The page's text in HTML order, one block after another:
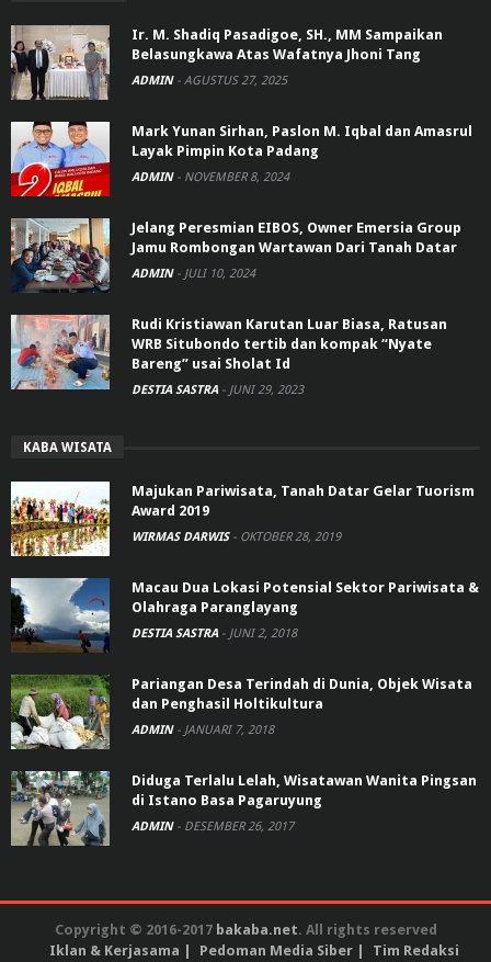
Ir. M. Shadiq Pasadigoe, SH., MM Sampaikan
Belasungkawa Atas Wafatnya Jhoni Tang
ADMIN - AGUSTUS 27, 2025
Mark Yunan Sirhan, Paslon M. Iqbal dan Amasrul
Layak Pimpin Kota Padang
ADMIN - NOVEMBER 8, 2024
Jelang Peresmian EIBOS, Owner Emersia Group
Jamu Rombongan Wartawan Dari Tanah Datar
ADMIN - JULI 10, 2024
Rudi Kristiawan Karutan Luar Biasa, Ratusan
WRB Situbondo tertib dan kompak “Nyate
Bareng” usai Sholat Id
DESTIA SASTRA - JUNI 29, 2023
KABA WISATA
Majukan Pariwisata, Tanah Datar Gelar Tuorism
Award 2019
WIRMAS DARWIS - OKTOBER 28, 2019
Macau Dua Lokasi Potensial Sektor Pariwisata &
Olahraga Paranglayang
DESTIA SASTRA - JUNI 2, 2018
Pariangan Desa Terindah di Dunia, Objek Wisata
dan Penghasil Holtikultura
ADMIN - JANUARI 7, 2018
Diduga Terlalu Lelah, Wisatawan Wanita Pingsan
di Istano Basa Pagaruyung
ADMIN - DESEMBER 26, 2017
Copyright © 2016-2017 bakaba.net. All rights reserved
Iklan & Kerjasama
Pedoman Media Siber Tim Redaksi